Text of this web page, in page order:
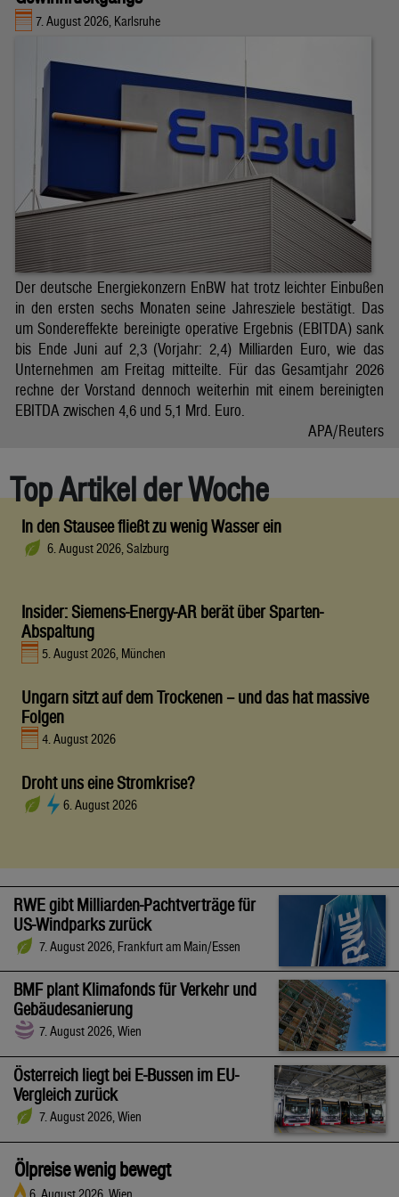
7. August 2026, Karlsruhe
Der deutsche Energiekonzern EnBW hat trotz leichter Einbußen
in den ersten sechs Monaten seine Jahresziele bestätigt. Das
um Sondereffekte bereinigte operative Ergebnis (EBITDA) sank
bis Ende Juni auf 2,3 (Vorjahr: 2,4) Milliarden Euro, wie das
Unternehmen am Freitag mitteilte. Für das Gesamtjahr 2026
rechne der Vorstand dennoch weiterhin mit einem bereinigten
EBITDA zwischen 4,6 und 5,1 Mrd. Euro.
APA/Reuters
Top Artikel der Woche
In den Stausee fließt zu wenig Wasser ein
6. August 2026, Salzburg
Insider: Siemens-Energy-AR berät über Sparten-
Abspaltung
5. August 2026, München
Ungarn sitzt auf dem Trockenen – und das hat massive
Folgen
4. August 2026
Droht uns eine Stromkrise?
6. August 2026
RWE gibt Milliarden-Pachtverträge für
US-Windparks zurück
7. August 2026, Frankfurt am Main/Essen
BMF plant Klimafonds für Verkehr und
Gebäudesanierung
7. August 2026, Wien
Österreich liegt bei E-Bussen im EU-
Vergleich zurück
7. August 2026, Wien
Ölpreise wenig bewegt